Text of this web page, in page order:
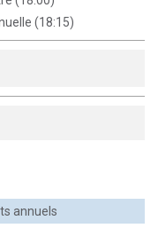
(18:15)
annuels